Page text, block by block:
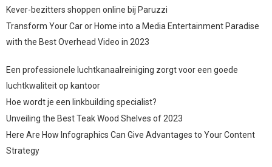
Kever-bezitters shoppen online bij Paruzzi
Transform Your Car or Home into a Media Entertainment Paradise
with the Best Overhead Video in 2023
Een professionele luchtkanaalreiniging zorgt voor een goede
luchtkwaliteit op kantoor
Hoe wordt je een linkbuilding specialist?
Unveiling the Best Teak Wood Shelves of 2023
Here Are How Infographics Can Give Advantages to Your Content
Strategy